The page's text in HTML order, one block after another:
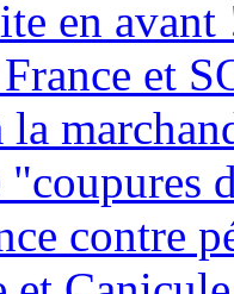
en avant
et
la
contre